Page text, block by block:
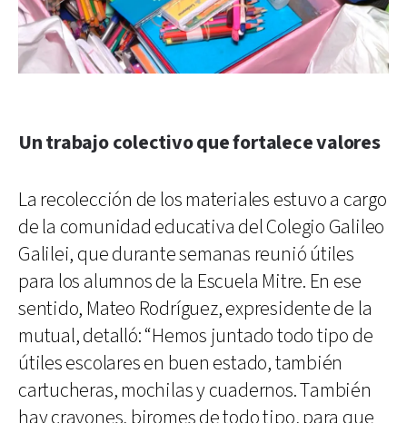
Un trabajo colectivo que fortalece valores
La recolección de los materiales estuvo a cargo
de la comunidad educativa del Colegio Galileo
Galilei, que durante semanas reunió útiles
para los alumnos de la Escuela Mitre. En ese
sentido, Mateo Rodríguez, expresidente de la
mutual, detalló: “Hemos juntado todo tipo de
útiles escolares en buen estado, también
cartucheras, mochilas y cuadernos. También
hay crayones, biromes de todo tipo, para que